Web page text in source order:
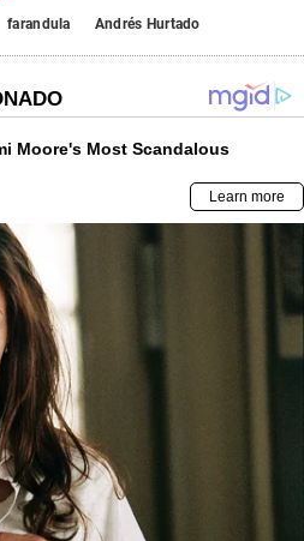
farandula Andrés Hurtado